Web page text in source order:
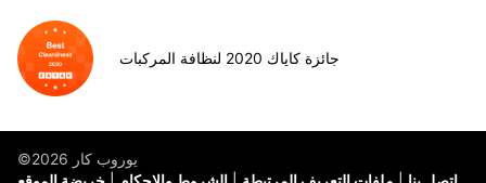
جائزة كاياك 2020 لنظافة المركبات
©يوروب كار 2026